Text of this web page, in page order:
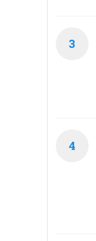
3
4